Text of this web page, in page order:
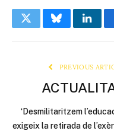
TwitterBluesky
PREVIOUS
‘Desmilitaritzem
exigeix la retirada de